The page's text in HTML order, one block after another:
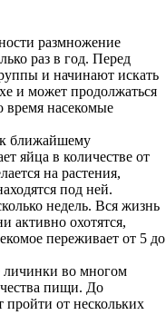
размножение
раз в год. Перед
и начинают искать
и может продолжаться
время насекомые
к ближайшему
яйца в количестве от
на растения,
под ней.
недель. Вся жизнь
активно охотятся,
переживает от 5 до
личинки во многом
пищи. До
от нескольких